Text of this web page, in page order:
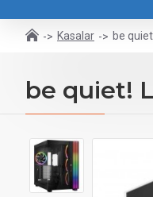
Kasalar be
be quiet!